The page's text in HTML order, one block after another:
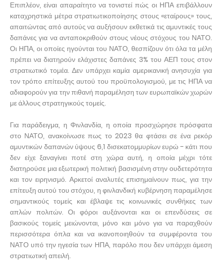
Επιπλέον, είναι απαραίτητο να τονιστεί πώς οι ΗΠΑ επιβάλλουν
καταχρηστικά μέτρα στρατιωτικοποίησης στους «εταίρους» τους,
απαιτώντας από αυτούς να αυξήσουν εκθετικά τις αμυντικές τους
δαπάνες για να ανταποκριθούν στους νέους στόχους του ΝΑΤΟ.
Οι ΗΠΑ, οι οποίες ηγούνται του ΝΑΤΟ, θεσπίζουν ότι όλα τα μέλη
πρέπει να διατηρούν ελάχιστες δαπάνες 3% του ΑΕΠ τους στον
στρατιωτικό τομέα. Δεν υπάρχει καμία αμερικανική ανησυχία για
τον τρόπο επίτευξης αυτού του προϋπολογισμού, με τις ΗΠΑ να
αδιαφορούν για την πιθανή παραμέληση των ευρωπαϊκών χωρών
με άλλους στρατηγικούς τομείς.
Για παράδειγμα, η Φινλανδία, η οποία προσχώρησε πρόσφατα
στο ΝΑΤΟ, ανακοίνωσε πως το 2023 θα φτάσει σε ένα ρεκόρ
αμυντικών δαπανών ύψους 6,1 δισεκατομμυρίων ευρώ - κάτι που
δεν είχε ξαναγίνει ποτέ στη χώρα αυτή, η οποία μέχρι τότε
διατηρούσε μια εξωτερική πολιτική βασισμένη στην ουδετερότητα
και τον ειρηνισμό. Αρκετοί αναλυτές επισημαίνουν πως, για την
επίτευξη αυτού του στόχου, η φινλανδική κυβέρνηση παραμέλησε
σημαντικούς τομείς και έβλαψε τις κοινωνικές συνθήκες των
απλών πολιτών. Οι φόροι αυξάνονται και οι επενδύσεις σε
βασικούς τομείς μειώνονται, μόνο και μόνο για να παραχθούν
περισσότερα όπλα και να ικανοποιηθούν τα συμφέροντα του
ΝΑΤΟ υπό την ηγεσία των ΗΠΑ, παρόλο που δεν υπάρχει άμεση
στρατιωτική απειλή.